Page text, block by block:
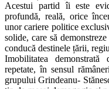
Acestui partid îi este
profundă, reală, orice
unor cariere politice
solide, care să
conducă destinele țării,
Imobilitatea
repetate, în sensul
grupului Grindeanu-